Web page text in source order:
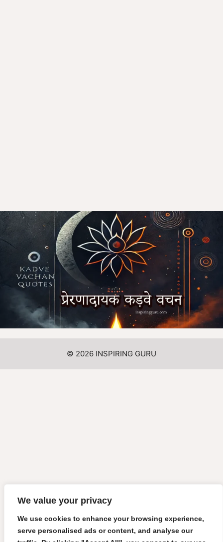
We value your privacy
We use cookies to enhance your browsing experience,
serve personalised ads or content, and analyse our
© 2026 INSPIRING GURU